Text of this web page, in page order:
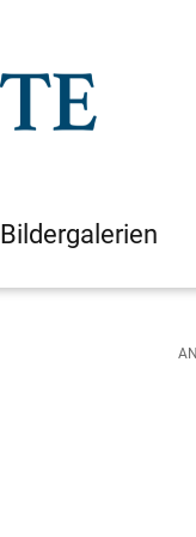
Bildergalerien